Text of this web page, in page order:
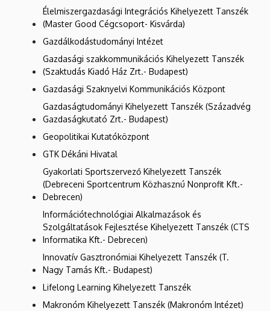
Élelmiszergazdasági Integrációs Kihelyezett Tanszék
(Master Good Cégcsoport- Kisvárda)
Gazdálkodástudományi Intézet
Gazdasági szakkommunikációs Kihelyezett Tanszék
(Szaktudás Kiadó Ház Zrt.- Budapest)
Gazdasági Szaknyelvi Kommunikációs Központ
Gazdaságtudományi Kihelyezett Tanszék (Századvég
Gazdaságkutató Zrt.- Budapest)
Geopolitikai Kutatóközpont
GTK Dékáni Hivatal
Gyakorlati Sportszervező Kihelyezett Tanszék
(Debreceni Sportcentrum Közhasznú Nonprofit Kft.-
Debrecen)
Információtechnológiai Alkalmazások és
Szolgáltatások Fejlesztése Kihelyezett Tanszék (CTS
Informatika Kft.- Debrecen)
Innovatív Gasztronómiai Kihelyezett Tanszék (T.
Nagy Tamás Kft.- Budapest)
Lifelong Learning Kihelyezett Tanszék
Makronóm Kihelyezett Tanszék (Makronóm Intézet)